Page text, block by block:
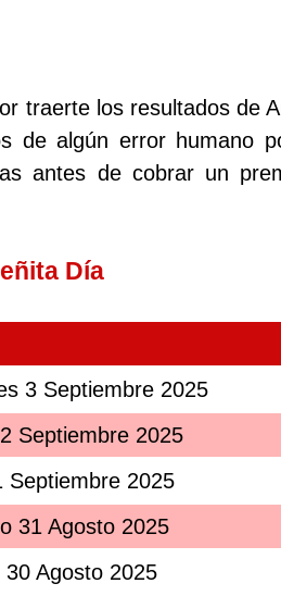
traerte los resultados de
de algún error humano
antes de cobrar un
Día
3 Septiembre 2025
Septiembre 2025
Septiembre 2025
31 Agosto 2025
30 Agosto 2025